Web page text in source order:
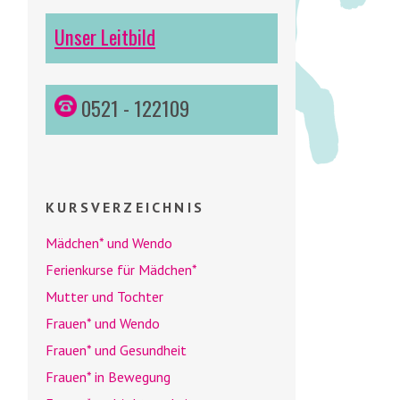
Unser Leitbild
0521 - 122109
KURSVERZEICHNIS
Mädchen* und Wendo
Ferienkurse für Mädchen*
Mutter und Tochter
Frauen* und Wendo
Frauen* und Gesundheit
Frauen* in Bewegung